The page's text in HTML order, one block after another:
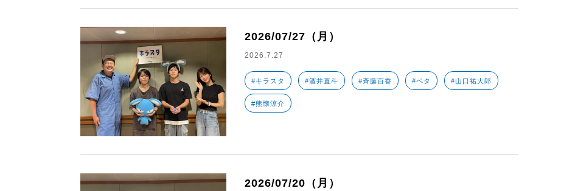
2026/07/27（月）
2026.7.27
#キラスタ #酒井直斗 #斉藤百香 #ペタ #山口祐大郎
#熊懐涼介
2026/07/20（月）